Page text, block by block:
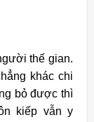
thế gian.
khác chi
bỏ được thì
kiếp vẫn y